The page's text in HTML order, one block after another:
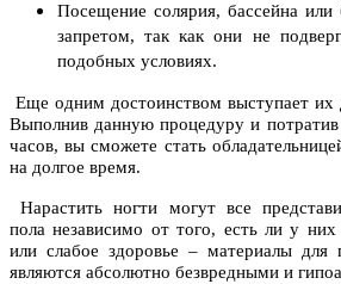
Посещение солярия, бассейна или
запретом, так как они не
подобных условиях.
Еще одним достоинством выступает их
Выполнив данную процедуру и потратив
часов, вы сможете стать
на долгое время.
Нарастить ногти могут все
пола независимо от того, есть ли у них
или слабое здоровье – материалы для
являются абсолютно безвредными и